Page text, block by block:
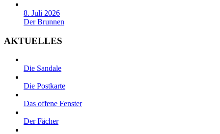
8. Juli 2026
Der Brunnen
AKTUELLES
Die Sandale
Die Postkarte
Das offene Fenster
Der Fächer